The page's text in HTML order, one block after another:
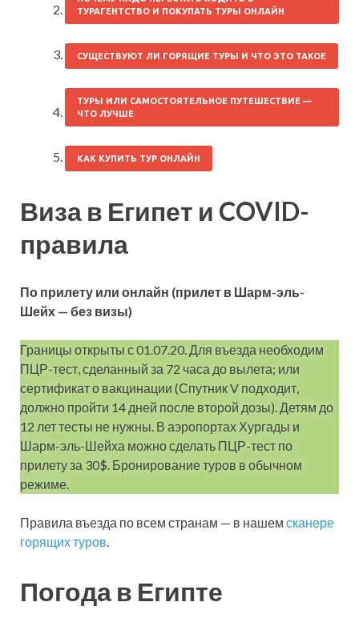
ТУРАГЕНТСТВО И ПОКУПАТЬ ТУРЫ ОНЛАЙН
СУЩЕСТВУЮТ ЛИ ГОРЯЩИЕ ТУРЫ И ЧТО ЭТО ТАКОЕ
ТУРЫ ИЛИ САМОСТОЯТЕЛЬНОЕ ПУТЕШЕСТВИЕ —
ЧТО ЛУЧШЕ
КАК КУПИТЬ ТУР ОНЛАЙН
Виза в Египет и COVID-
правила
По прилету или онлайн (прилет в Шарм-эль-
Шейх — без визы)
Границы открыты с 01.07.20. Для въезда необходим
ПЦР-тест, сделанный за 72 часа до вылета; или
сертификат о вакцинации (Спутник V подходит,
должно пройти 14 дней после второй дозы). Детям до
12 лет тесты не нужны. В аэропортах Хургады и
Шарм-эль-Шейха можно сделать ПЦР-тест по
прилету за 30$. Бронирование туров в обычном
режиме.
Правила въезда по всем странам — в нашем сканере
горящих туров.
Погода в Египте